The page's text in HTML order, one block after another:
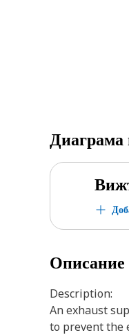
Диаграма
Описание
Description:
An exhaust
to prevent the